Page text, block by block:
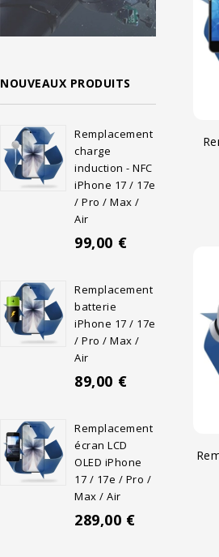
NOUVEAUX PRODUITS
Remplacement
charge
induction - NFC
iPhone 17 / 17e
/ Pro / Max /
Air
99,00 €
Remplacement
batterie
iPhone 17 / 17e
/ Pro / Max /
Air
89,00 €
Remplacement
écran LCD
OLED iPhone
17 / 17e / Pro /
Max / Air
289,00 €